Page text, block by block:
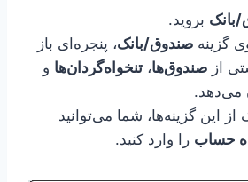
بانک بروید.
گزینه صندوق/بانک، پنجره‌ای باز
از صندوق‌ها، تنخواه‌گردان‌ها و
می‌دهد.
این گزینه‌ها، شما می‌توانید
حساب را وارد کنید.